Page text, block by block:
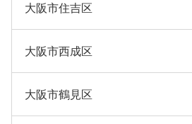
大阪市住吉区
大阪市西成区
大阪市鶴見区